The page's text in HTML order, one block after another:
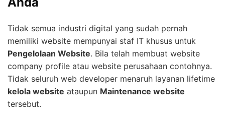
Tidak semua industri digital yang sudah pernah
memiliki website mempunyai staf IT khusus untuk
Pengelolaan Website. Bila telah membuat website
company profile atau website perusahaan contohnya.
Tidak seluruh web developer menaruh layanan lifetime
kelola website ataupun Maintenance website
tersebut.